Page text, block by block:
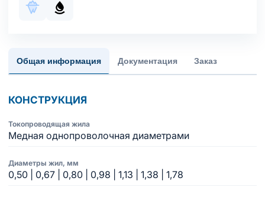
Морозостойкое исполнение оболочки
Маслобензостойкое исполнение оболочки
Общая информация Документация Заказ
КОНСТРУКЦИЯ
Токопроводящая жила
Медная однопроволочная диаметрами
Диаметры жил, мм
0,50 | 0,67 | 0,80 | 0,98 | 1,13 | 1,38 | 1,78